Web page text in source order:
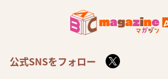
公式SNSをフォロー